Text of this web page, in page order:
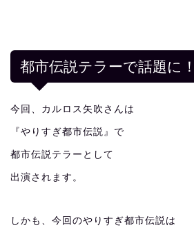
都市伝説テラーで話題に！
今回、カルロス矢吹さんは
『やりすぎ都市伝説』で
都市伝説テラーとして
出演されます。
しかも、今回のやりすぎ都市伝説は